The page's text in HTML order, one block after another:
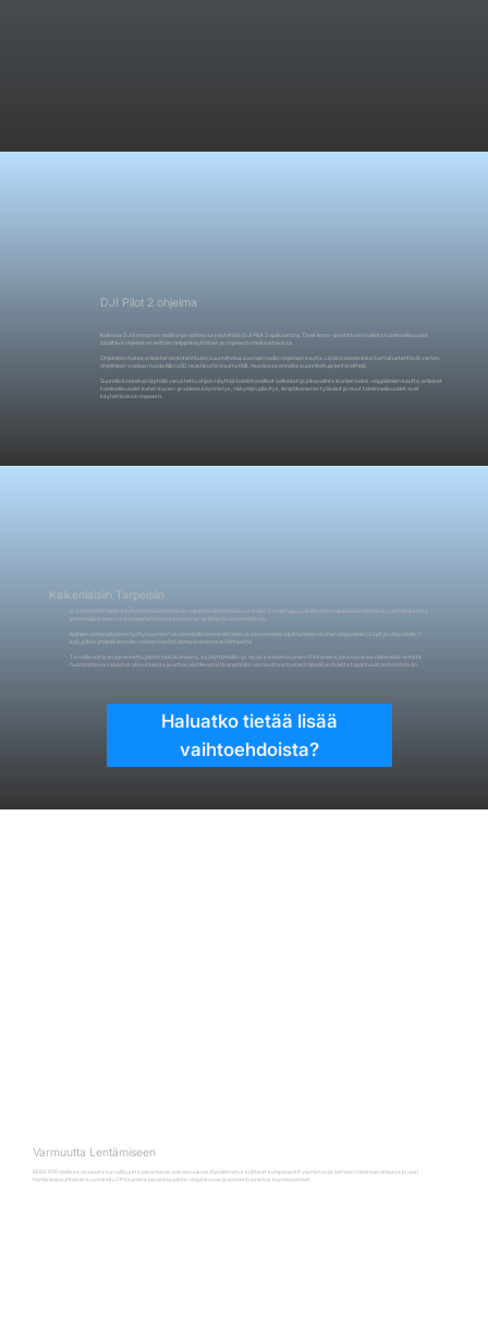
DJI Pilot 2 ohjelma
Kaikissa DJI Enterprise mallisarjan laitteissa käytetään DJI Pilot 2 aplikaatiota. Tämä lento- ja tehtävien hallinta toiminnallisuudet
sisältävä ohjelma on erittäin helppokäyttöinen ja nopeasti omaksuttavissa.
Ohjelmisto tukee erilaisten lentotehtävien suunnittelua suoraan radio-ohjaimen kautta. Lisäksi esimerkiksi kartoitustehtäviä varten,
ohjelmaan voidaan tuoda MicroSD muistikortin kautta KML muodossa ennalta suunniteltuja lentoreittejä.
Suurella kosketusnäytöllä varustettu ohjain näyttää toimintovalikot selkeästi ja pikavalinta ikonien sekä -näppäimien kautta, erilaiset
toiminallisuudet kuten kuvan- ja videon käynnistys, näkymän päivitys, lämpökameran työkalut ja muut toiminnallisuudet ovat
käytettävissä nopeasti.
Kaikenlaisiin Tarpeisiin
DJI M350 RTK mallin käyttöä erilaisiin tehtäviin rajoittaa ainoastaan sen koko. Drone taipuu muilta osin kaikenlaisiin tehtäviin, kartoituksesta
laserkeilaukseen, viranomaistehtävistä tarkastus- ja lämpökuvaustehtäviin.
Kolmen samanaikaisen hyötykuorman tuki mahdollistaa kameroiden ja sensoreiden sijoittamisen dronen alapuolelle (2 kpl) ja yläpuolelle (1
kpl), jolloin yhdellä lennolla voidaan kerätä dataa kolmesta eri lähteestä.
Turvallisuutta on parannettu pilotin näkökulmasta, sisällyttämällä nyt myös korkeatasoinen FPV kamera, joka kykenee näkemään entistä
huonommissa valaistus olosuhteissa ja antaa pilotille entistä enemmän varmuutta erityisesti lähellä kohdetta tapahtuviin lentotehtäviin.
Haluatko tietää lisää
vaihtoehdoista?
Varmuutta Lentämiseen
M350 RTK mallissa on useita turvallisuutta parantavia ominaisuuksia. Kahdennetut kriittiset komponentit varmistavat laitteen toiminnan ilmassa ja uusi
hämäräolosuhteisiin suunniteltu FPV kamera parantaa pilotin ohjainkuvaa ja esteentunnistus huomioi esteet.